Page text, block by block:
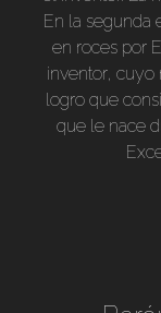
En la segunda
en roces por
inventor, cuyo
logro que
que le nace